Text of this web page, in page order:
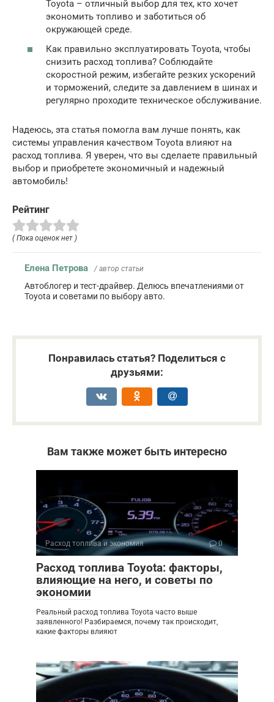
Toyota – отличный выбор для тех, кто хочет
экономить топливо и заботиться об
окружающей среде.
Как правильно эксплуатировать Toyota, чтобы
снизить расход топлива? Соблюдайте
скоростной режим, избегайте резких ускорений
и торможений, следите за давлением в шинах и
регулярно проходите техническое обслуживание.
Надеюсь, эта статья помогла вам лучше понять, как
системы управления качеством Toyota влияют на
расход топлива. Я уверен, что вы сделаете правильный
выбор и приобретете экономичный и надежный
автомобиль!
Рейтинг
( Пока оценок нет )
Елена Петрова / автор статьи
Автоблогер и тест-драйвер. Делюсь впечатлениями от
Toyota и советами по выбору авто.
Понравилась статья? Поделиться с
друзьями:
Вам также может быть интересно
Расход топлива и экономия 0
Расход топлива Toyota: факторы,
влияющие на него, и советы по
экономии
Реальный расход топлива Toyota часто выше
заявленного! Разбираемся, почему так происходит,
какие факторы влияют